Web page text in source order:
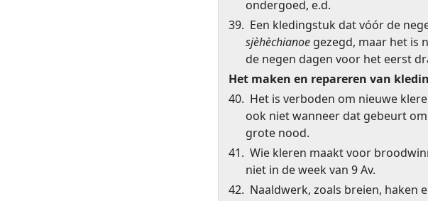
ondergoed, e.d.
39. Een kledingstuk dat vóór de
sjèhèchianoe gezegd, maar het is
de negen dagen voor het eerst
Het maken en repareren van
40. Het is verboden om nieuwe
ook niet wanneer dat gebeurt
grote nood.
41. Wie kleren maakt voor
niet in de week van 9 Av.
42. Naaldwerk, zoals breien, haken